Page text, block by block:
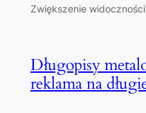
Zwiększenie
Długopisy
reklama na